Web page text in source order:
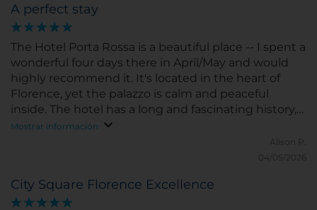
A perfect stay
The Hotel Porta Rossa is a beautiful place -- I spent a
wonderful four days there in April/May and would
highly recommend it. It's located in the heart of
Florence, yet the palazzo is calm and peaceful
inside. The hotel has a long and fascinating history,
and combines some beautiful architectural features
(in the lobby area, for example) with very modern
breakfast buffet was fantastic. And the staff all
throughout the hotel were very kind and helpful. All
Mostrar información
Alison P.
04/05/2026
City Square Florence Excellence